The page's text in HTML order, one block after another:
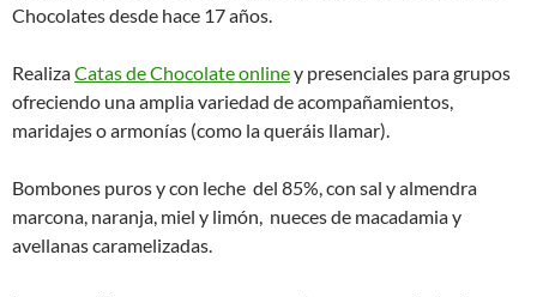
Chocolates desde hace 17 años.
RealizaCatas de Chocolate onliney presenciales para grupos
ofreciendo una amplia variedad de acompañamientos,
maridajes o armonías (como la queráis llamar).
Bombones puros y con leche del 85%, con sal y almendra
marcona, naranja, miel y limón, nueces de macadamia y
avellanas caramelizadas.